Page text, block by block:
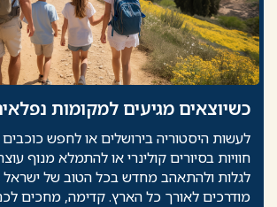
כשיוצאים מגיעים למקומות
לעשות היסטוריה בירושלים או לחפש
חוויות בסיורים קולינרי או להתמלא מנוף
לגלות ולהתאהב מחדש בכל הטוב של ישראל
מודרכים לאורך כל הארץ. קדימה, מחכים